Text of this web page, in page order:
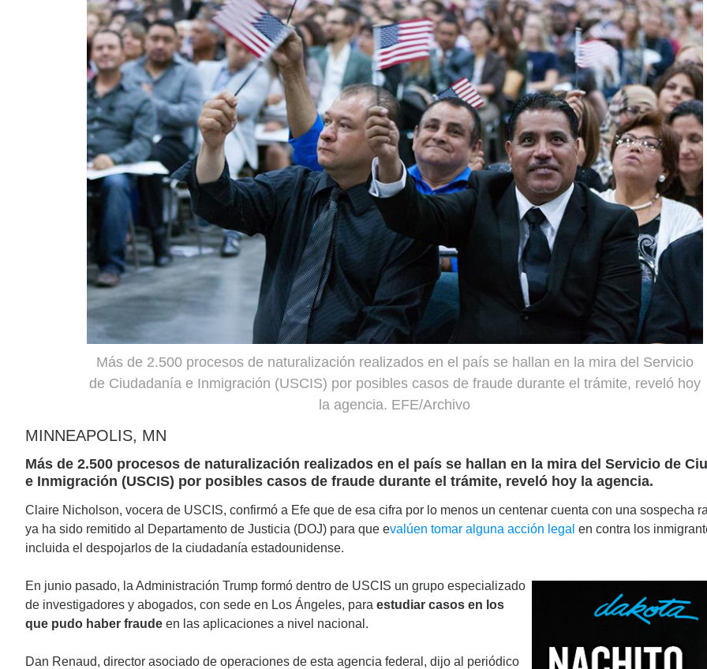
Más de 2.500 procesos de naturalización realizados en el país se hallan en la mira del Servicio
de Ciudadanía e Inmigración (USCIS) por posibles casos de fraude durante el trámite, reveló hoy
la agencia. EFE/Archivo
MINNEAPOLIS, MN
Más de 2.500 procesos de naturalización realizados en el país se hallan en la mira del Servicio de
e Inmigración (USCIS) por posibles casos de fraude durante el trámite, reveló hoy la agencia.
Claire Nicholson, vocera de USCIS, confirmó a Efe que de esa cifra por lo menos un centenar cuenta con una sospecha
ya ha sido remitido al Departamento de Justicia (DOJ) para que evalúen tomar alguna acción legal en contra los
incluida el despojarlos de la ciudadanía estadounidense.
En junio pasado, la Administración Trump formó dentro de USCIS un grupo especializado
de investigadores y abogados, con sede en Los Ángeles, para estudiar casos en los
que pudo haber fraude en las aplicaciones a nivel nacional.
Dan Renaud, director asociado de operaciones de esta agencia federal, dijo al periódico